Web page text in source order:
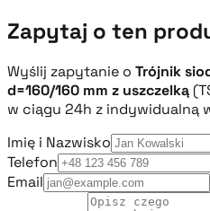
Zapytaj o ten
Wyślij zapytanie o Trójnik
d=160/160 mm z uszczelką
w ciągu 24h z indywidualną
Imię i Nazwisko
Telefon
Email